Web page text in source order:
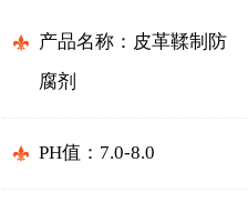
产品名称：皮革鞣制防
腐剂
PH值：7.0-8.0